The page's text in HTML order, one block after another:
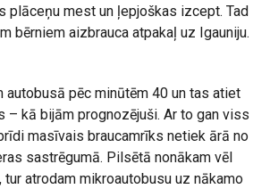
plāceņu mest un ļepjoškas izcept. Tad
bērniem aizbrauca atpakaļ uz Igauniju.
autobusā pēc minūtēm 40 un tas atiet
– kā bijām prognozējuši. Ar to gan viss
masīvais braucamrīks netiek ārā no
sastrēgumā. Pilsētā nonākam vēl
atrodam mikroautobusu uz nākamo